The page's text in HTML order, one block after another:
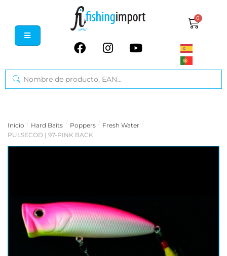
0
Inicio / Hard Baits / Poppers / Fresh Water /
PULSECOD | 97-PINK BACK